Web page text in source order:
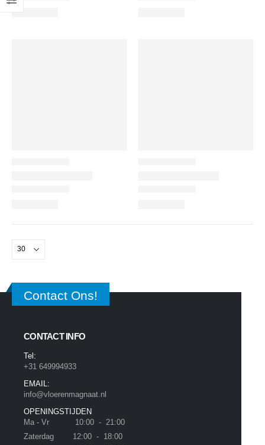
Contact Ons!
CONTACT INFO
Tel:
+31 649994933
EMAIL:
info@vloerenmagnaat.nl
OPENINGSTIJDEN
Ma - Vr 10:00 - 21:00
Zaterdag 12:00 - 18:00